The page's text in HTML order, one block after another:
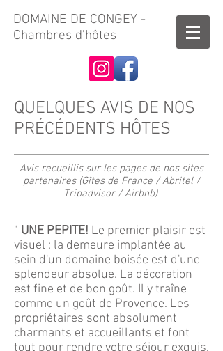
DOMAINE DE CONGEY -
Chambres d'hôtes
QUELQUES AVIS DE NOS
PRÉCÉDENTS HÔTES
Avis recueillis sur les pages de nos sites
partenaires (Gîtes de France / Abritel /
Tripadvisor / Airbnb)
" UNE PEPITE! Le premier plaisir est
visuel : la demeure implantée au
sein d'un domaine boisée est d'une
splendeur absolue. La décoration
est fine et de bon goût. Il y traîne
comme un goût de Provence. Les
propriétaires sont absolument
charmants et accueillants et font
tout pour rendre votre séjour exquis.